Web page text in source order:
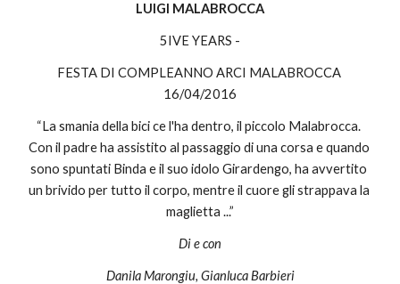
LUIGI MALABROCCA
5IVE YEARS -
FESTA DI COMPLEANNO ARCI MALABROCCA
16/04/2016
“La smania della bici ce l'ha dentro, il piccolo Malabrocca.
Con il padre ha assistito al passaggio di una corsa e quando
sono spuntati Binda e il suo idolo Girardengo, ha avvertito
un brivido per tutto il corpo, mentre il cuore gli strappava la
maglietta ...”
Di e con
Danila Marongiu, Gianluca Barbieri